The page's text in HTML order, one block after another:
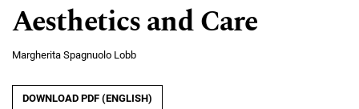
Aesthetics and Care
Margherita Spagnuolo Lobb
DOWNLOAD PDF (ENGLISH)